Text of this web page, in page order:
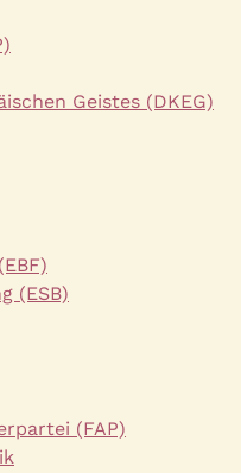
Geistes (DKEG)
(ESB)
(FAP)